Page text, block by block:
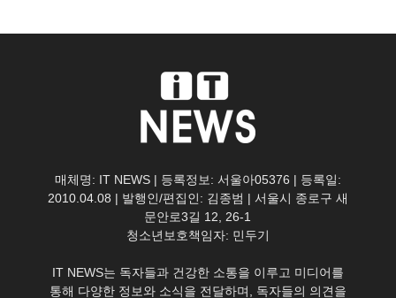
매체명: IT NEWS | 등록정보: 서울아05376 | 등록일:
2010.04.08 | 발행인/편집인: 김종범 | 서울시 종로구 새
문안로3길 12, 26-1
청소년보호책임자: 민두기
IT NEWS는 독자들과 건강한 소통을 이루고 미디어를
통해 다양한 정보와 소식을 전달하며, 독자들의 의견을